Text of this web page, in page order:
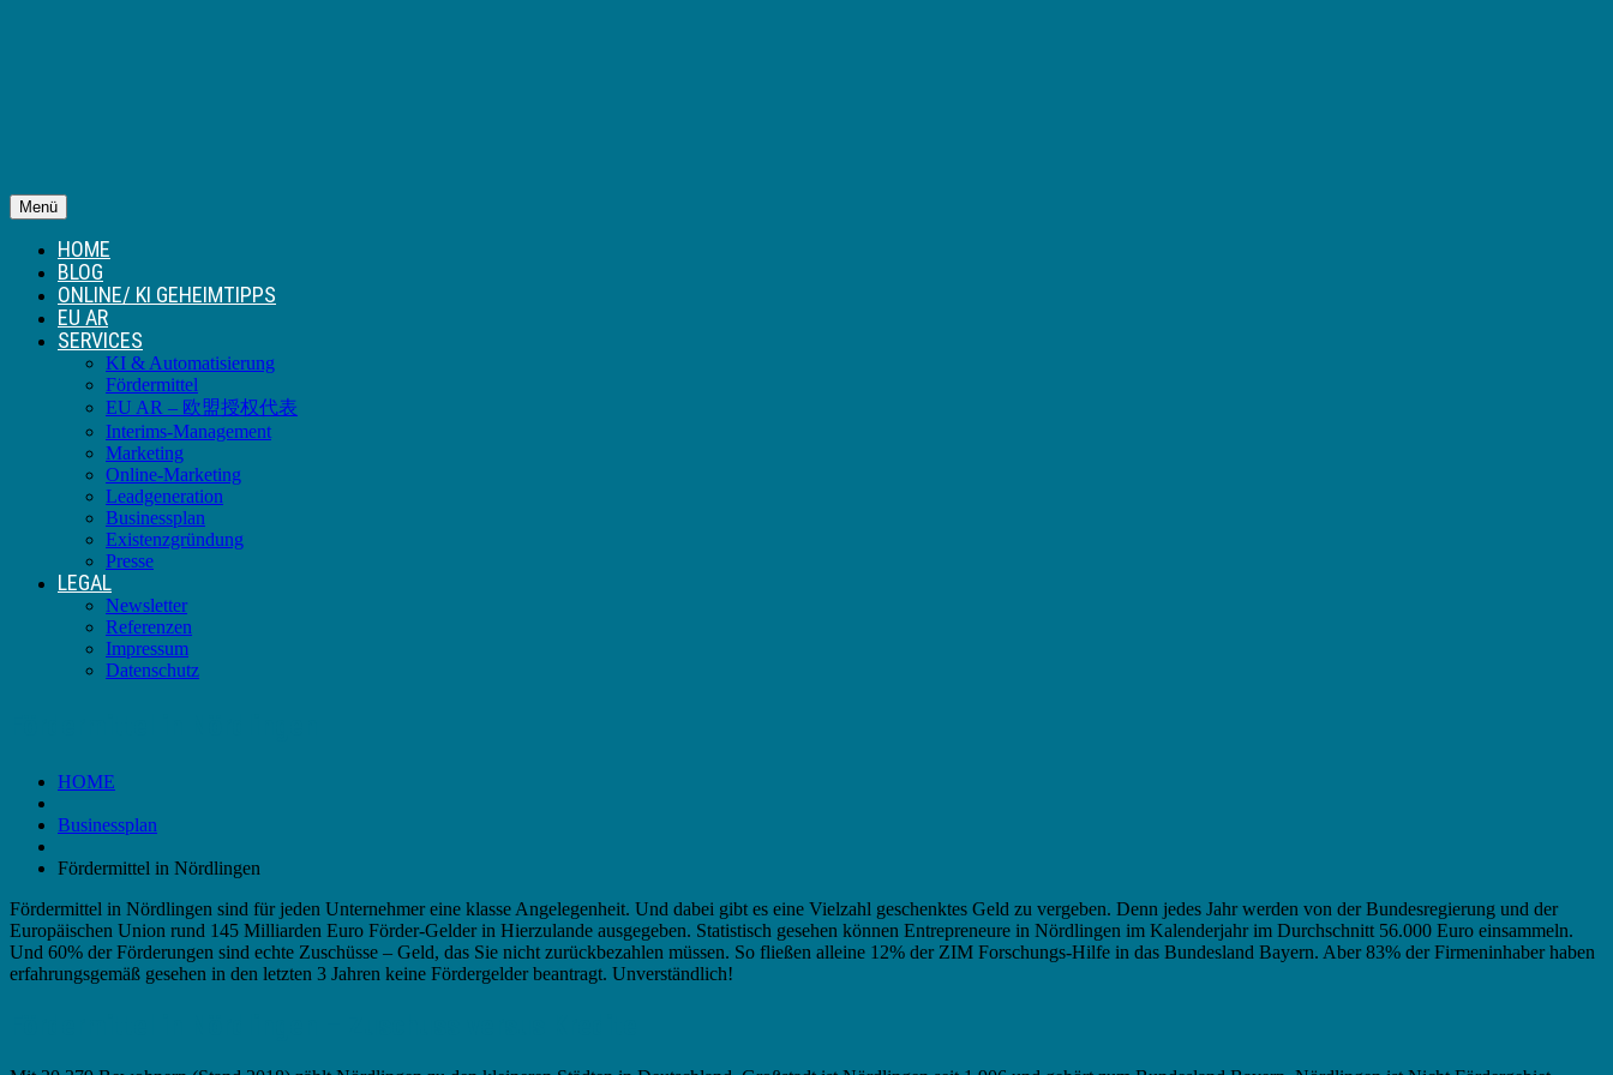
Menü
HOME
BLOG
ONLINE/ KI GEHEIMTIPPS
EU AR
SERVICES
KI & Automatisierung
Fördermittel
EU AR – 欧盟授权代表
Interims-Management
Marketing
Online-Marketing
Leadgeneration
Businessplan
Existenzgründung
Presse
LEGAL
Newsletter
Referenzen
Impressum
Datenschutz
HOME
Businessplan
Fördermittel in Nördlingen
Fördermittel in Nördlingen sind für jeden Unternehmer eine klasse Angelegenheit. Und dabei gibt es eine Vielzahl geschenktes Geld zu vergeben. Denn jedes Jahr werden von der Bundesregierung und der
Europäischen Union rund 145 Milliarden Euro Förder-Gelder in Hierzulande ausgegeben. Statistisch gesehen können Entrepreneure in Nördlingen im Kalenderjahr im Durchschnitt 56.000 Euro einsammeln.
Und 60% der Förderungen sind echte Zuschüsse – Geld, das Sie nicht zurückbezahlen müssen. So fließen alleine 12% der ZIM Forschungs-Hilfe in das Bundesland Bayern. Aber 83% der Firmeninhaber haben
erfahrungsgemäß gesehen in den letzten 3 Jahren keine Fördergelder beantragt. Unverständlich!